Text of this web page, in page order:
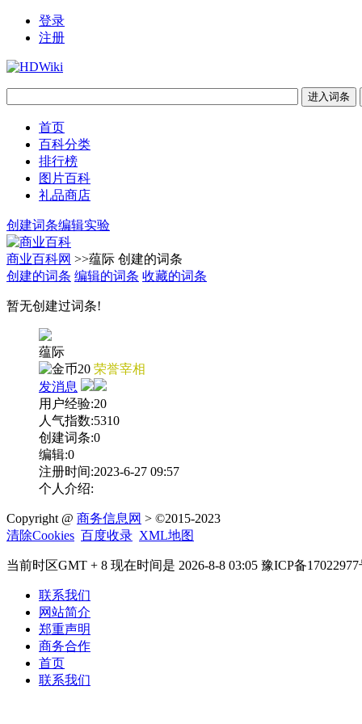
登录
注册
首页
百科分类
排行榜
图片百科
礼品商店
创建词条编辑实验
商业百科网 >>蕴际 创建的词条
创建的词条 编辑的词条 收藏的词条
暂无创建过词条!
蕴际
20 荣誉宰相
发消息
用户经验:20
人气指数:5310
创建词条:0
编辑:0
注册时间:2023-6-27 09:57
个人介绍:
Copyright @ 商务信息网 > ©2015-2023
清除Cookies 百度收录 XML地图
当前时区GMT + 8 现在时间是 2026-8-8 03:05 豫ICP备17022977
联系我们
网站简介
郑重声明
商务合作
首页
联系我们